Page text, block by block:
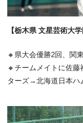
【栃木県 文星芸術大学
🔸県大会優勝2回、関
🔸チームメイトに佐
ターズ→北海道日本ハ